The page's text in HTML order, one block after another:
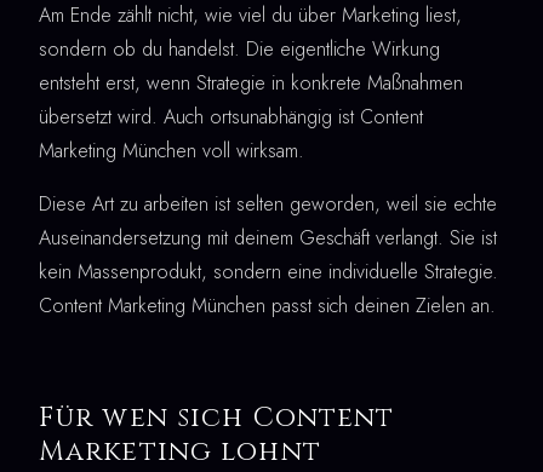
Am Ende zählt nicht, wie viel du über Marketing liest,
sondern ob du handelst. Die eigentliche Wirkung
entsteht erst, wenn Strategie in konkrete Maßnahmen
übersetzt wird. Auch ortsunabhängig ist Content
Marketing München voll wirksam.
Diese Art zu arbeiten ist selten geworden, weil sie echte
Auseinandersetzung mit deinem Geschäft verlangt. Sie ist
kein Massenprodukt, sondern eine individuelle Strategie.
Content Marketing München passt sich deinen Zielen an.
Für wen sich Content
Marketing lohnt